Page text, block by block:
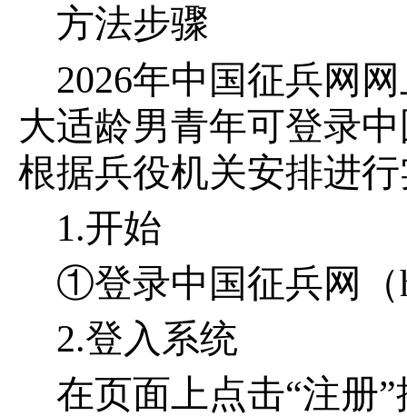
方法步骤
2026年中国征兵网
大适龄男青年可登录
根据兵役机关安排进
1.开始
①登录中国征兵网（
2.登入系统
在页面上点击“注册